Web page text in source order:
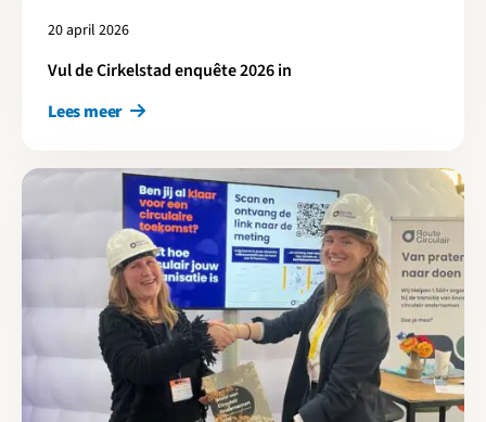
20 april 2026
Vul de Cirkelstad enquête 2026 in
Lees meer
Lees meer over Hoe circulair is jouw bouwbedrijf?